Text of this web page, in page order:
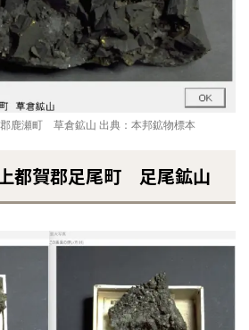
鹿瀬町 草倉鉱山 出典：本邦鉱物標本
都賀郡足尾町 足尾鉱山